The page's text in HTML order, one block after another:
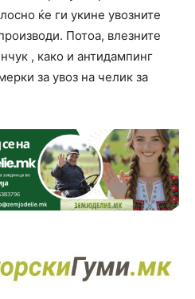
ќе ги укине увозните
Потоа, влезните
, како и антидампинг
за увоз на челик за